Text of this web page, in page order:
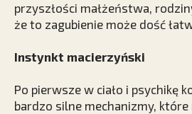
przyszłości małżeństwa,
że to zagubienie może dość
Instynkt macierzyński
Po pierwsze w ciało i psychikę
bardzo silne mechanizmy,